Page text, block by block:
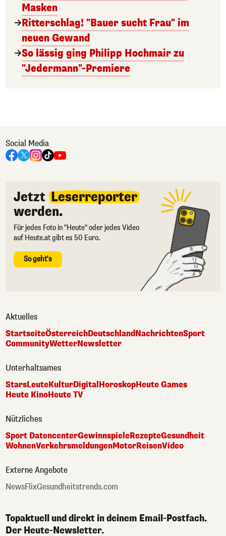
Masken
Ritterschlag! "Bauer sucht Frau" im
neuen Gewand
So lässig ging Philipp Hochmair zu
"Jedermann"-Premiere
Social Media
Jetzt Leserreporter
werden.
Für jedes Foto in "Heute" oder jedes Video
auf Heute.at gibt es 50 Euro.
So geht's
Aktuelles
StartseiteÖsterreichDeutschlandNachrichtenSport
CommunityWetterNewsletter
Unterhaltsames
StarsLeuteKulturDigital HoroskopHeute Games
Heute KinoHeute TV
Nützliches
Sport DatencenterGewinnspieleRezepteGesundheit
WohnenVerkehrsmeldungenMotorReisenVideo
Externe Angebote
NewsFlixGesundheitstrends.com
Topaktuell und direkt in deinem Email-Postfach.
Der Heute-Newsletter.